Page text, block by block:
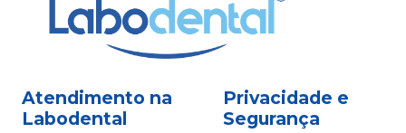
Atendimento na
Labodental
Privacidade e
Segurança